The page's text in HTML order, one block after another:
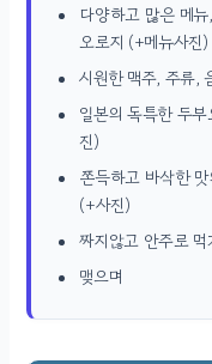
다양하고 많은 메
오로지 (+메뉴사진)
시원한 맥주, 주류,
일본의 독특한 두
진)
쫀득하고 바삭한
(+사진)
짜지않고 안주로
맺으며